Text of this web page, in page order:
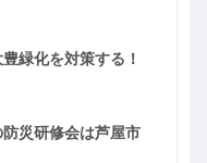
緑化を対策する！
災研修会は芦屋市